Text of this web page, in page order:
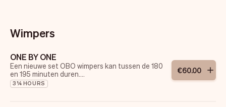
Wimpers
ONE BY ONE
Een nieuwe set OBO wimpers kan tussen de 180
en 195 minuten duren.
De techniek is 1:1.
3¼ HOURS
€60.00